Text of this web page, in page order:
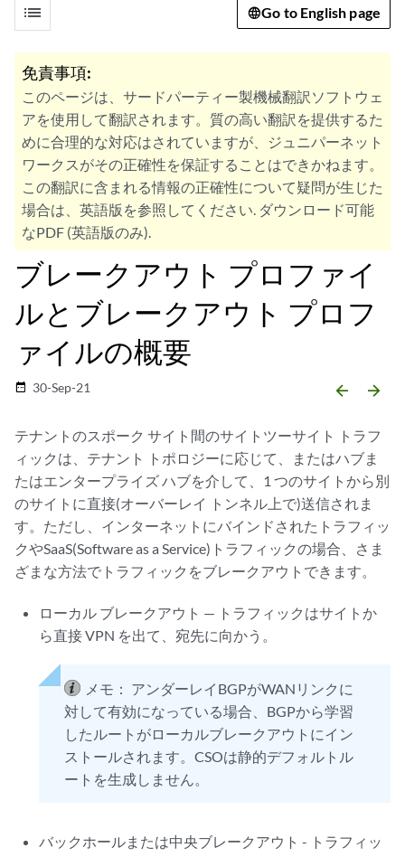
list Go to English page
免責事項:
このページは、サードパーティー製機械翻訳ソフトウェ
アを使用して翻訳されます。質の高い翻訳を提供するた
めに合理的な対応はされていますが、ジュニパーネット
ワークスがその正確性を保証することはできかねます。
この翻訳に含まれる情報の正確性について疑問が生じた
場合は、英語版を参照してください. ダウンロード可能
なPDF (英語版のみ).
ブレークアウト プロファイ
ルとブレークアウト プロフ
ァイルの概要
date_range 30-Sep-21 arrow_backward arrow_forward
テナントのスポーク サイト間のサイトツーサイト トラフ
ィックは、テナント トポロジーに応じて、またはハブま
たはエンタープライズ ハブを介して、1 つのサイトから別
のサイトに直接(オーバーレイ トンネル上で)送信されま
す。ただし、インターネットにバインドされたトラフィッ
クやSaaS(Software as a Service)トラフィックの場合、さま
ざまな方法でトラフィックをブレークアウトできます。
ローカル ブレークアウト — トラフィックはサイトか
ら直接 VPN を出て、宛先に向かう。
メモ： アンダーレイBGPがWANリンクに
対して有効になっている場合、BGPから学習
したルートがローカルブレークアウトにイン
ストールされます。CSOは静的デフォルトル
ートを生成しません。
バックホールまたは中央ブレークアウト - トラフィッ